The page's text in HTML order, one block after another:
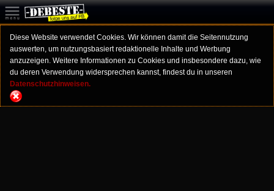
Diese Website verwendet Cookies. Wir können damit die Seitennutzung
auswerten, um nutzungsbasiert redaktionelle Inhalte und Werbung
anzuzeigen. Weitere Informationen zu Cookies und insbesondere dazu, wie
du deren Verwendung widersprechen kannst, findest du in unseren
Datenschutzhinweisen.